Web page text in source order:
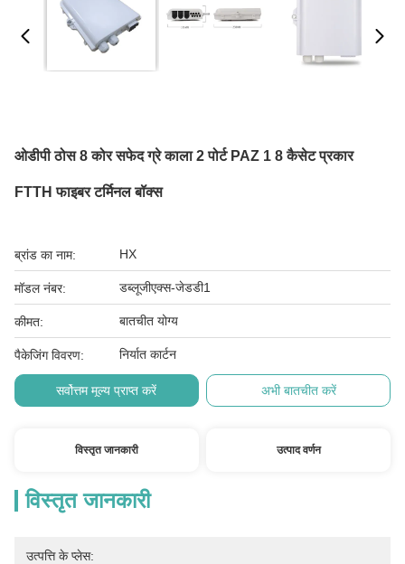
ओडीपी ठोस 8 कोर सफेद ग्रे काला 2 पोर्ट PAZ 1 8 कैसेट प्रकार
FTTH फाइबर टर्मिनल बॉक्स
ब्रांड का नाम: HX
मॉडल नंबर: डब्लूजीएक्स-जेडडी1
कीमत: बातचीत योग्य
पैकेजिंग विवरण: निर्यात कार्टन
सर्वोत्तम मूल्य प्राप्त करें अभी बातचीत करें
विस्तृत जानकारी उत्पाद वर्णन
विस्तृत जानकारी
उत्पत्ति के प्लेस: